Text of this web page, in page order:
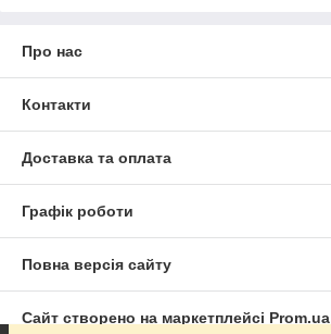
Про нас
Контакти
Доставка та оплата
Графік роботи
Повна версія сайту
Сайт створено на маркетплейсі Prom.ua